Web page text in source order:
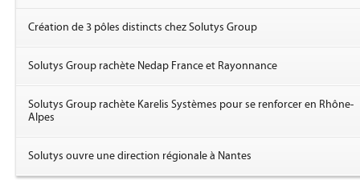
Création de 3 pôles distincts chez Solutys Group
Solutys Group rachète Nedap France et Rayonnance
Solutys Group rachète Karelis Systèmes pour se renforcer en Rhône-
Alpes
Solutys ouvre une direction régionale à Nantes